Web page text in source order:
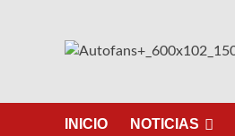
INICIO NOTICIAS